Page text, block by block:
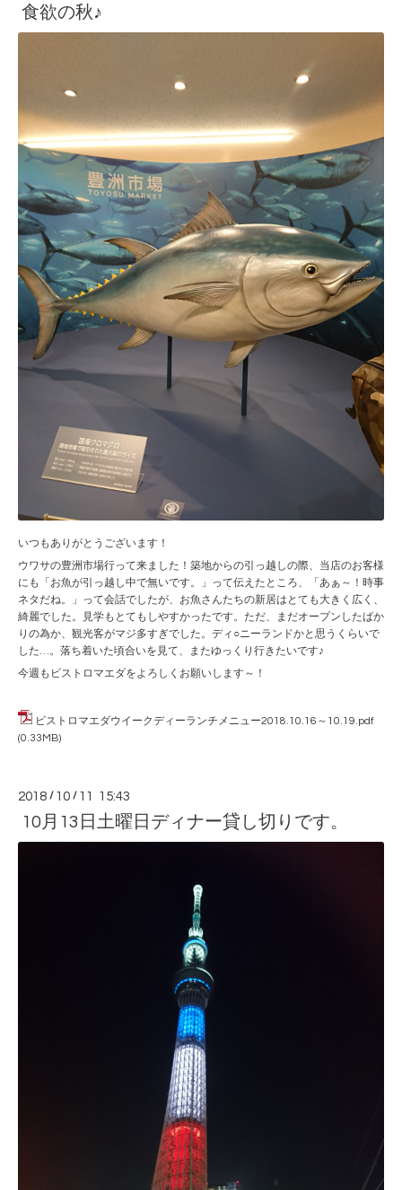
食欲の秋♪
いつもありがとうございます！
ウワサの豊洲市場行って来ました！築地からの引っ越しの際、当店のお客様
にも「お魚が引っ越し中で無いです。」って伝えたところ、「あぁ～！時事
ネタだね。」って会話でしたが、お魚さんたちの新居はとても大きく広く、
綺麗でした。見学もとてもしやすかったです。ただ、まだオープンしたばか
りの為か、観光客がマジ多すぎでした。ディ○ニーランドかと思うくらいで
した…。落ち着いた頃合いを見て、またゆっくり行きたいです♪
今週もビストロマエダをよろしくお願いします～！
ビストロマエダウイークディーランチメニュー2018.10.16～10.19.pdf
(0.33MB)
2018 / 10 / 11 15:43
10月13日土曜日ディナー貸し切りです。